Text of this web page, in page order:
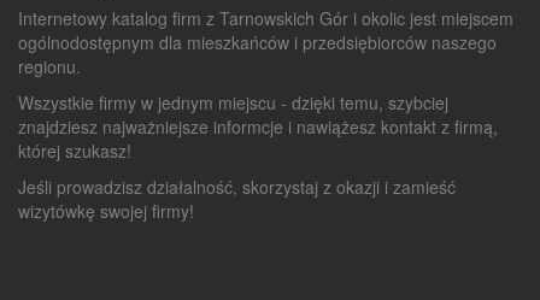
Internetowy katalog firm z Tarnowskich Gór i okolic jest miejscem
ogólnodostępnym dla mieszkańców i przedsiębiorców naszego
regionu.
Wszystkie firmy w jednym miejscu - dzięki temu, szybciej
znajdziesz najważniejsze informcje i nawiążesz kontakt z firmą,
której szukasz!
Jeśli prowadzisz działalność, skorzystaj z okazji i zamieść
wizytówkę swojej firmy!